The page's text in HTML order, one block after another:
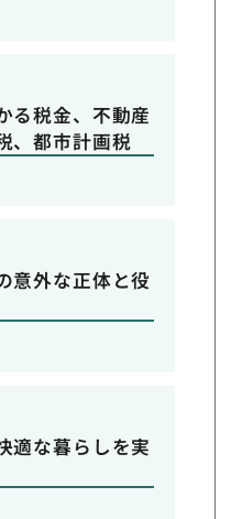
る税金、不動産
、都市計画税
意外な正体と役
適な暮らしを実